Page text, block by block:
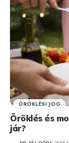
ÖRÖKLÉSI JOG
Öröklés és
jár?